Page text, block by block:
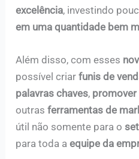
excelência, investindo
em uma quantidade bem
Além disso, com esses
possível criar funis de
palavras chaves,
outrasferramentas de
útil não somente para o
para toda aequipe da